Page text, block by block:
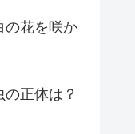
の花を咲か
正体は？